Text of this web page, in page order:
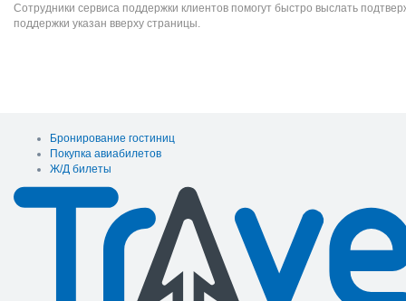
Сотрудники сервиса поддержки клиентов помогут быстро выслать
поддержки указан вверху страницы.
Бронирование гостиниц
Покупка авиабилетов
Ж/Д билеты